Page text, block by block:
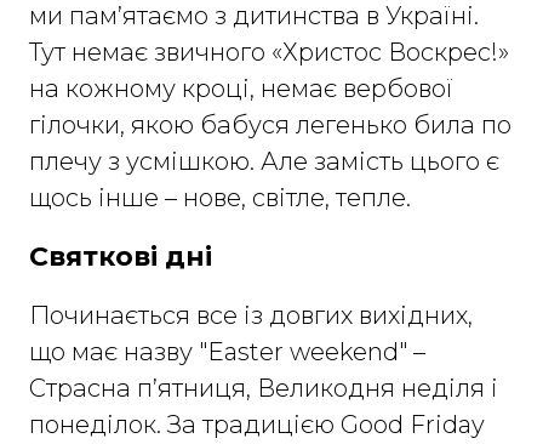
ми пам’ятаємо з дитинства в Україні.
Тут немає звичного «Христос Воскрес!»
на кожному кроці, немає вербової
гілочки, якою бабуся легенько била по
плечу з усмішкою. Але замість цього є
щось інше – нове, світле, тепле.
Святкові дні
Починається все із довгих вихідних,
що має назву "Easter weekend" –
Страсна п’ятниця, Великодня неділя і
понеділок. За традицією Good Friday